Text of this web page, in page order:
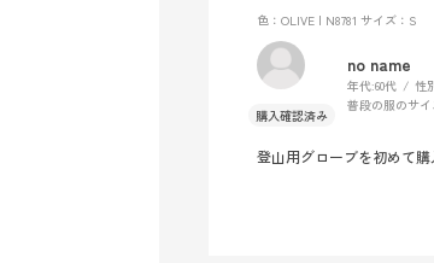
色：OLIVE | N8781 サイズ：S
no name
年代:60代 性
普段の服のサイ
登山用グローブを初めて